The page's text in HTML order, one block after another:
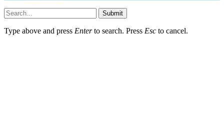
Submit
Type above and press Enterto search. Press Esc to cancel.